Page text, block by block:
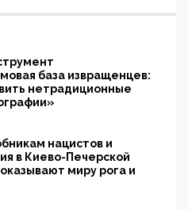
база извращенцев:
нетрадиционные
нацистов и
в Киево-Печерской
миру рога и